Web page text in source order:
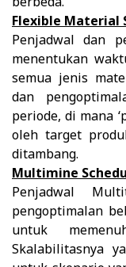
Flexible Material
Penjadwal dan
menentukan
semua jenis
dan
periode, di mana
oleh target
ditambang.
Multimine
Penjadwal
pengoptimalan
untuk
Skalabilitasnya